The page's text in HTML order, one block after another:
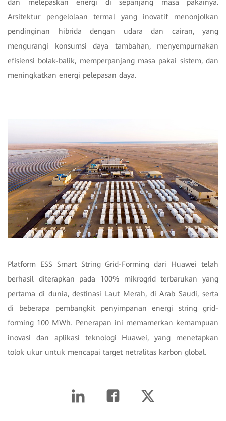
dan melepaskan energi di sepanjang masa pakainya.
Arsitektur pengelolaan termal yang inovatif menonjolkan
pendinginan hibrida dengan udara dan cairan, yang
mengurangi konsumsi daya tambahan, menyempurnakan
efisiensi bolak-balik, memperpanjang masa pakai sistem, dan
meningkatkan energi pelepasan daya.
Platform ESS Smart String Grid-Forming dari Huawei telah
berhasil diterapkan pada 100% mikrogrid terbarukan yang
pertama di dunia, destinasi Laut Merah, di Arab Saudi, serta
di beberapa pembangkit penyimpanan energi string grid-
forming 100 MWh. Penerapan ini memamerkan kemampuan
inovasi dan aplikasi teknologi Huawei, yang menetapkan
tolok ukur untuk mencapai target netralitas karbon global.